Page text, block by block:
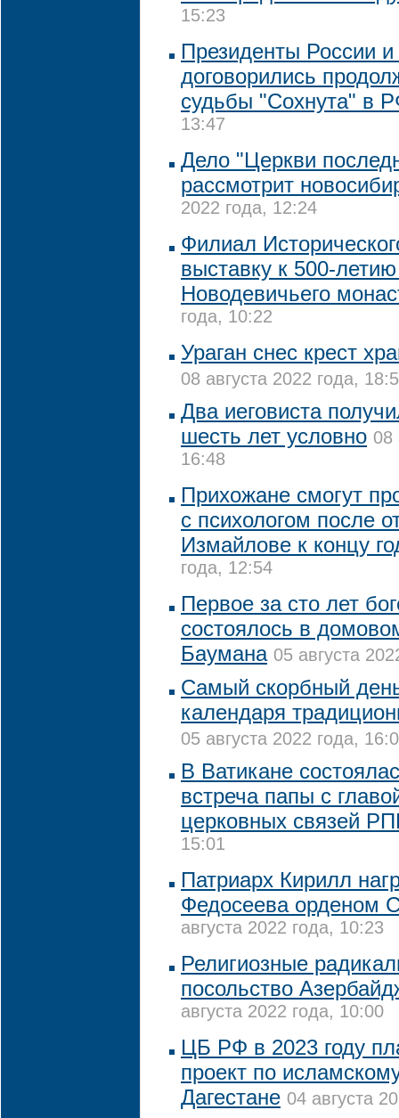
15:23
Президенты России
договорились
судьбы "Сохнута" в
13:47
Дело "Церкви
рассмотрит
2022 года, 12:24
Филиал
выставку к 500-
Новодевичьего
года, 10:22
Ураган снес крест
08 августа 2022 года,
Два иеговиста
шесть лет условно 08
16:48
Прихожане смогут
с психологом после
Измайлове к концу
года, 12:54
Первое за сто лет
состоялось в
Баумана 05 августа
Самый скорбный
календаря
05 августа 2022 года,
В Ватикане
встреча папы с
церковных связей
15:01
Патриарх Кирилл
Федосеева орденом
августа 2022 года, 10:23
Религиозные
посольство
августа 2022 года, 10:00
ЦБ РФ в 2023 году
проект по
Дагестане 04 августа